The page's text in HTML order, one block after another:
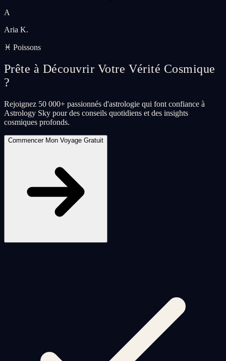
A
Aria K.
♓ Poissons
Prête à Découvrir Votre Vérité Cosmique
?
Rejoignez 50 000+ passionnés d'astrologie qui font confiance à
Astrology Sky pour des conseils quotidiens et des insights
cosmiques profonds.
Commencer Mon Voyage Gratuit